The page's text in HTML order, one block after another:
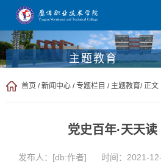
主题教育
首页 /新闻中心 /专题栏目 / 主题教育/ 正文
党史百年·天天读
发布人：[db:作者] 时间：2021-